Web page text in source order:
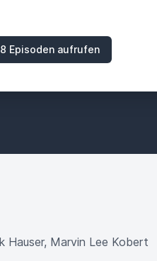
Episoden aufrufen
Hauser, Marvin Lee Kobert